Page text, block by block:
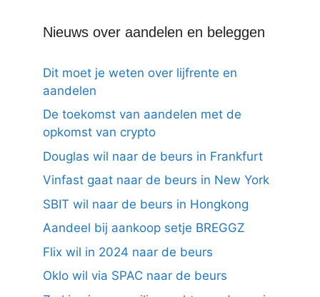
Nieuws over aandelen en beleggen
Dit moet je weten over lijfrente en
aandelen
De toekomst van aandelen met de
opkomst van crypto
Douglas wil naar de beurs in Frankfurt
Vinfast gaat naar de beurs in New York
SBIT wil naar de beurs in Hongkong
Aandeel bij aankoop setje BREGGZ
Flix wil in 2024 naar de beurs
Oklo wil via SPAC naar de beurs